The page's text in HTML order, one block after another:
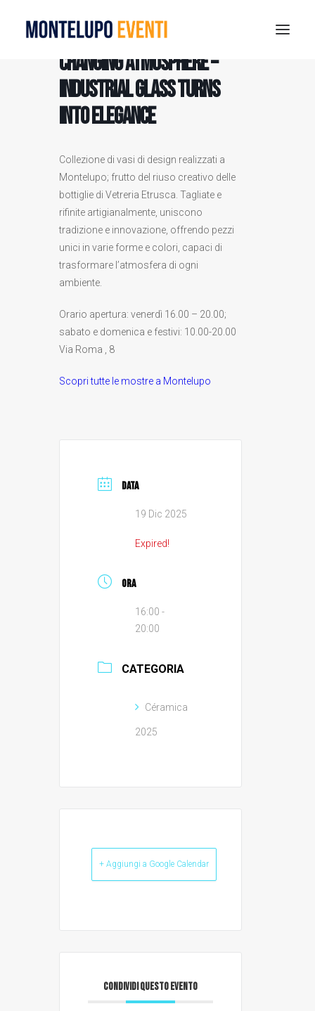
MONTELUPO SPORT DAYS 2026
ESTATE A MONTELUPO
DOVE MANGIARE
MUSEO DELLA CERAMICA
RICERCA
CHANGING ATMOSPHERE –
Industrial glass turns
into elegance
Collezione di vasi di design realizzati a
Montelupo; frutto del riuso creativo delle
bottiglie di Vetreria Etrusca. Tagliate e
rifinite artigianalmente, uniscono
tradizione e innovazione, offrendo pezzi
unici in varie forme e colori, capaci di
trasformare l’atmosfera di ogni
ambiente.
Orario apertura: venerdì 16.00 – 20.00;
sabato e domenica e festivi: 10.00-20.00
Via Roma , 8
Scopri tutte le mostre a Montelupo
DATA
19 Dic 2025
Expired!
ORA
16:00 -
20:00
CATEGORIA
Céramica
2025
+ Aggiungi a Google Calendar
CONDIVIDI QUESTO EVENTO